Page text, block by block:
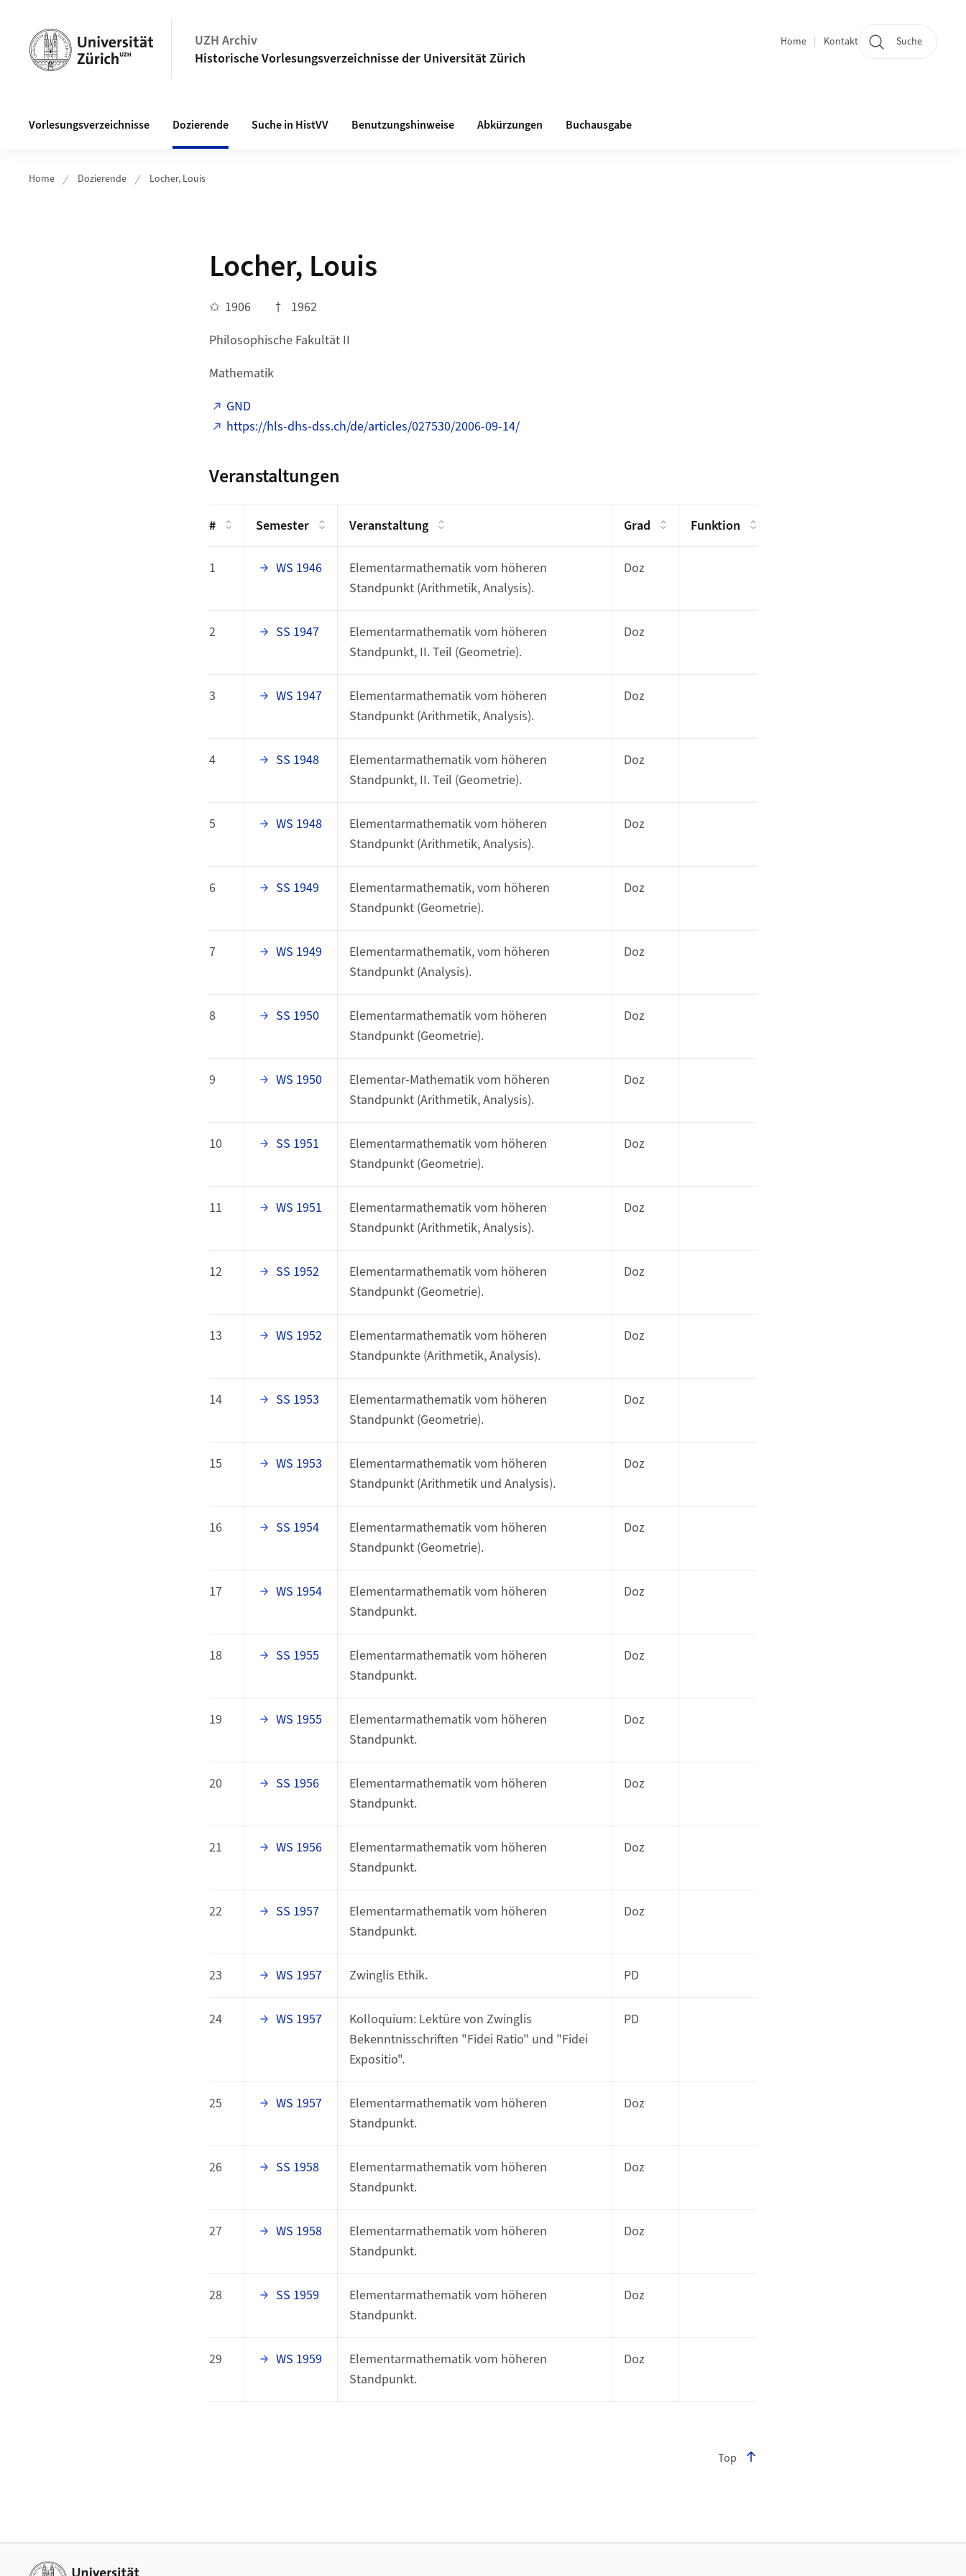
UZH Archiv
Historische Vorlesungsverzeichnisse der Universität Zürich
Quicklinks und Sprachwechsel
Home Kontakt Suche
Vorlesungsverzeichnisse Dozierende Suche in HistVV Benutzungshinweise Abkürzungen Buchausgabe
Home Dozierende Locher, Louis
Locher, Louis
✩ 1906 †
1962
Philosophische Fakultät II
Mathematik
GND
https://hls-dhs-dss.ch/de/articles/027530/2006-09-14/
Veranstaltungen
# Semester Veranstaltung Grad Funktion
1 WS 1946
Elementarmathematik vom höheren
Standpunkt (Arithmetik, Analysis).
Doz
2 SS 1947
Elementarmathematik vom höheren
Standpunkt, II. Teil (Geometrie).
Doz
3 WS 1947
Elementarmathematik vom höheren
Standpunkt (Arithmetik, Analysis).
Doz
4 SS 1948
Elementarmathematik vom höheren
Standpunkt, II. Teil (Geometrie).
Doz
5 WS 1948
Elementarmathematik vom höheren
Standpunkt (Arithmetik, Analysis).
Doz
6 SS 1949
Elementarmathematik, vom höheren
Standpunkt (Geometrie).
Doz
7 WS 1949
Elementarmathematik, vom höheren
Standpunkt (Analysis).
Doz
8 SS 1950
Elementarmathematik vom höheren
Standpunkt (Geometrie).
Doz
9 WS 1950
Elementar-Mathematik vom höheren
Standpunkt (Arithmetik, Analysis).
Doz
10 SS 1951
Elementarmathematik vom höheren
Standpunkt (Geometrie).
Doz
11 WS 1951
Elementarmathematik vom höheren
Standpunkt (Arithmetik, Analysis).
Doz
12 SS 1952
Elementarmathematik vom höheren
Standpunkt (Geometrie).
Doz
13 WS 1952
Elementarmathematik vom höheren
Standpunkte (Arithmetik, Analysis).
Doz
14 SS 1953
Elementarmathematik vom höheren
Standpunkt (Geometrie).
Doz
15 WS 1953
Elementarmathematik vom höheren
Standpunkt (Arithmetik und Analysis).
Doz
16 SS 1954
Elementarmathematik vom höheren
Standpunkt (Geometrie).
Doz
17 WS 1954
Elementarmathematik vom höheren
Standpunkt.
Doz
18 SS 1955
Elementarmathematik vom höheren
Standpunkt.
Doz
19 WS 1955
Elementarmathematik vom höheren
Standpunkt.
Doz
20 SS 1956
Elementarmathematik vom höheren
Standpunkt.
Doz
21 WS 1956
Elementarmathematik vom höheren
Standpunkt.
Doz
22 SS 1957
Elementarmathematik vom höheren
Standpunkt.
Doz
23 WS 1957 Zwinglis Ethik. PD
24 WS 1957
Kolloquium: Lektüre von Zwinglis
Bekenntnisschriften "Fidei Ratio" und "Fidei
Expositio".
PD
25 WS 1957
Elementarmathematik vom höheren
Standpunkt.
Doz
26 SS 1958
Elementarmathematik vom höheren
Standpunkt.
Doz
27 WS 1958
Elementarmathematik vom höheren
Standpunkt.
Doz
28 SS 1959
Elementarmathematik vom höheren
Standpunkt.
Doz
29 WS 1959
Elementarmathematik vom höheren
Standpunkt.
Doz
Top
Weiterführende Links